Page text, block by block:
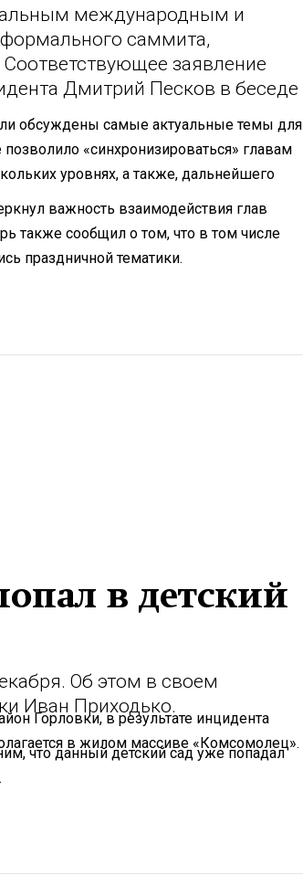
международным и
саммита,
заявление
Дмитрий Песков в беседе
обсуждены самые актуальные темы для
«синхронизироваться» главам
уровнях, а также, дальнейшего
важность взаимодействия глав
также сообщил о том, что в том числе
праздничной тематики.
в детский
Об этом в своем
Иван Приходько.
Горловки, в результате инцидента
в жилом массиве «Комсомолец».
что данный детский сад уже попадал